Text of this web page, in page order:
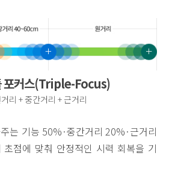
포커스(Triple-Focus)
리 + 중간거리 + 근거리
는 기능 50%·중간거리 20%·근거리
점에 맞춰 안정적인 시력 회복을 기